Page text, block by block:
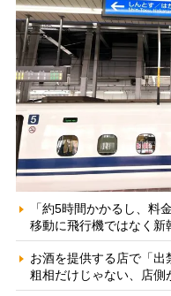
「約5時間かかるし、料
移動に飛行機ではなく新
お酒を提供する店で「
粗相だけじゃない、店側